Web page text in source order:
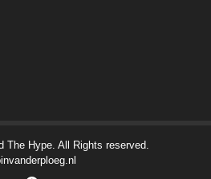
The Hype. All Rights reserved.